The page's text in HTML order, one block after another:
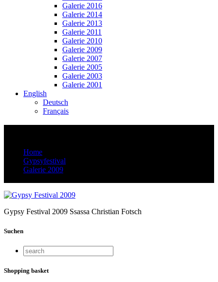
Galerie 2016
Galerie 2014
Galerie 2013
Galerie 2011
Galerie 2010
Galerie 2009
Galerie 2007
Galerie 2005
Galerie 2003
Galerie 2001
English
Deutsch
Français
Home
Gypsyfestival
Galerie 2009
Gypsy Festival 2009 Ssassa Christian Fotsch
Suchen
Shopping basket